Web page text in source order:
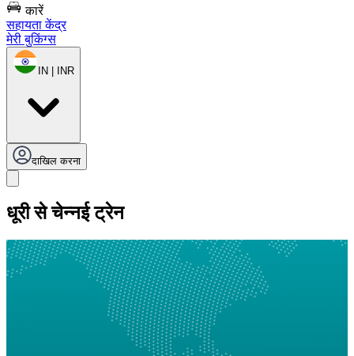
कारें
सहायता केंद्र
मेरी बुकिंग्स
IN | INR
दाखिल करना
धूरी से चेन्नई ट्रेन